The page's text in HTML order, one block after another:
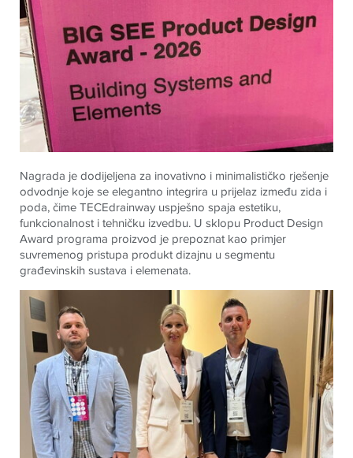
Nagrada je dodijeljena za inovativno i minimalističko rješenje
odvodnje koje se elegantno integrira u prijelaz između zida i
poda, čime TECEdrainway uspješno spaja estetiku,
funkcionalnost i tehničku izvedbu. U sklopu Product Design
Award programa proizvod je prepoznat kao primjer
suvremenog pristupa produkt dizajnu u segmentu
građevinskih sustava i elemenata.